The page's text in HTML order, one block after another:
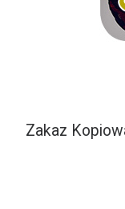
Zakaz